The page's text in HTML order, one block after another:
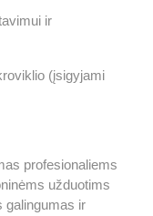
ir
(įsigyjami
profesionaliems
užduotims
galingumas ir